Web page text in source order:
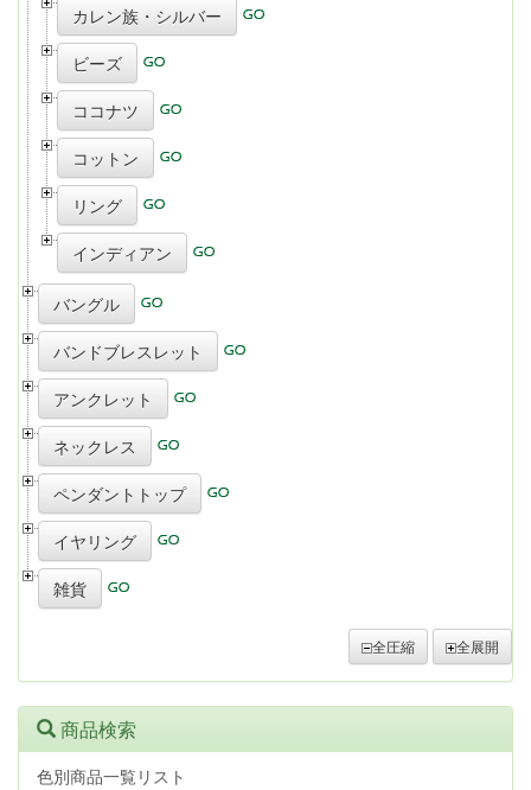
カレン族・シルバー
ビーズ
ココナツ
コットン
リング
インディアン
バングル
バンドブレスレット
アンクレット
ネックレス
ペンダントトップ
イヤリング
雑貨
全圧縮 全展開
商品検索
色別商品一覧リスト